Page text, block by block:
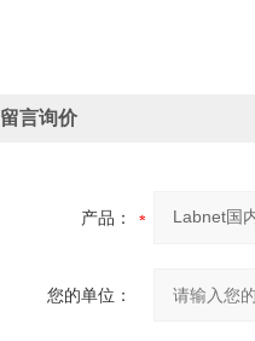
留言询价
产品：
您的单位：